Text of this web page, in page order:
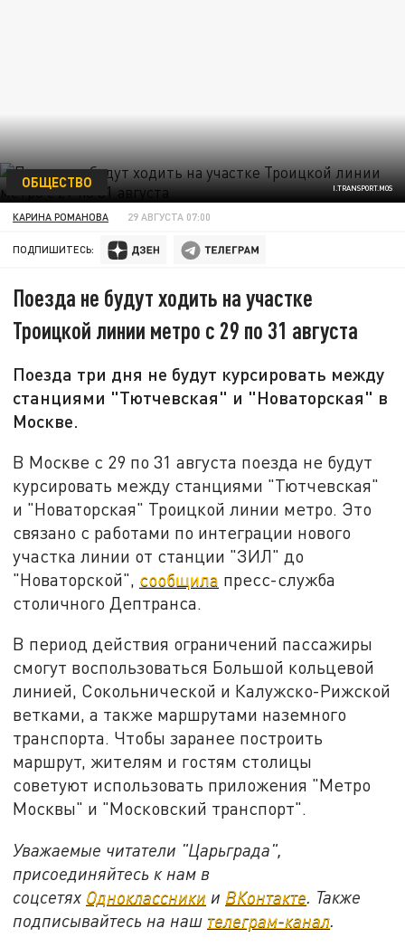
I.TRANSPORT.MOS
ОБЩЕСТВО
КАРИНА РОМАНОВА 29 АВГУСТА 07:00
ПОДПИШИТЕСЬ:
Поезда не будут ходить на участке
Троицкой линии метро с 29 по 31 августа
Поезда три дня не будут курсировать между
станциями "Тютчевская" и "Новаторская" в
Москве.
В Москве с 29 по 31 августа поезда не будут
курсировать между станциями "Тютчевская"
и "Новаторская" Троицкой линии метро. Это
связано с работами по интеграции нового
участка линии от станции "ЗИЛ" до
"Новаторской", сообщила пресс-служба
столичного Дептранса.
В период действия ограничений пассажиры
смогут воспользоваться Большой кольцевой
линией, Сокольнической и Калужско-Рижской
ветками, а также маршрутами наземного
транспорта. Чтобы заранее построить
маршрут, жителям и гостям столицы
советуют использовать приложения "Метро
Москвы" и "Московский транспорт".
Уважаемые читатели "Царьграда",
присоединяйтесь к нам в
соцсетях Одноклассники и ВКонтакте. Также
подписывайтесь на наш телеграм-канал.